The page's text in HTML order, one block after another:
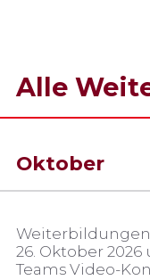
Alle
Oktober
Weiterbildungen
26. Oktober 2026
Teams Video-